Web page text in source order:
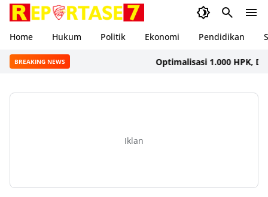
Home Hukum Politik Ekonomi Pendidikan
BREAKING NEWS Optimalisasi 1.000 HPK, Dinkes
Iklan